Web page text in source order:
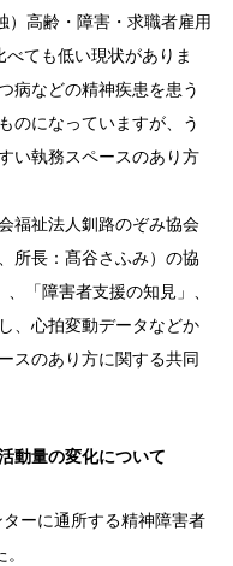
高齢・障害・求職者雇用
ても低い現状がありま
病などの精神疾患を患う
のになっていますが、う
い執務スペースのあり方
福祉法人釧路のぞみ協会
所長：髙谷さふみ）の協
「障害者支援の知見」、
、心拍変動データなどか
スのあり方に関する共同
動量の変化について
ーに通所する精神障害者